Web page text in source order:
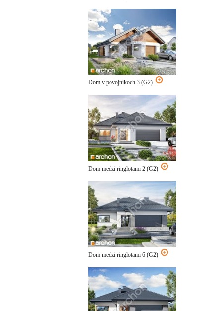
Dom v povojníkoch 3 (G2)
Dom medzi ringlotami 2 (G2)
Dom medzi ringlotami 6 (G2)